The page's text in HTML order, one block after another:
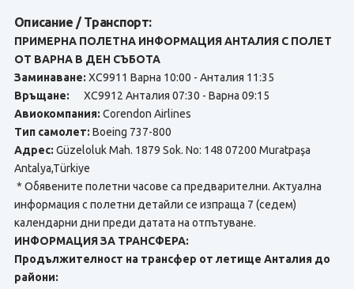
Описание / Транспорт:
ПРИМЕРНА ПОЛЕТНА ИНФОРМАЦИЯ АНТАЛИЯ С ПОЛЕТ
ОТ ВАРНА В ДЕН СЪБОТА
Заминаване: XC9911 Варна 10:00 - Анталия 11:35
Връщане: XC9912 Анталия 07:30 - Варна 09:15
Авиокомпания: Corendon Airlines
Тип самолет: Boeing 737-800
Адрес: Güzeloluk Mah. 1879 Sok. No: 148 07200 Muratpaşa
Antalya,Türkiye
* Обявените полетни часове са предварителни. Актуална
информация с полетни детайли се изпраща 7 (седем)
календарни дни преди датата на отпътуване.
ИНФОРМАЦИЯ ЗА ТРАНСФЕРА:
Продължителност на трансфер от летище Анталия до
райони: